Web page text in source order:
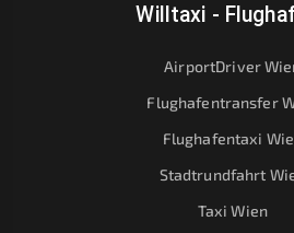
Willtaxi -
AirportDriver
Flughafentransfer
Flughafentaxi
Stadtrundfahrt
Taxi Wien